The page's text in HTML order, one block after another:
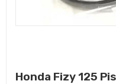
Honda Fizy 125